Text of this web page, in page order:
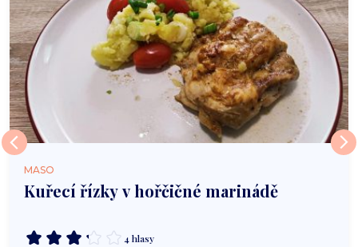
MASO
Kuřecí řízky v hořčičné marinádě
4 hlasy